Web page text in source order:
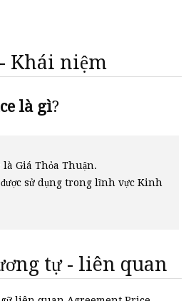
Khái niệm
là gì?
Giá Thỏa Thuận.
sử dụng trong lĩnh vực Kinh
tự - liên quan